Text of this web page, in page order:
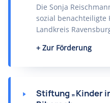
Die Sonja
sozial benachteiligte
Landkreis
Zur Förderung
Stiftung „Kinder